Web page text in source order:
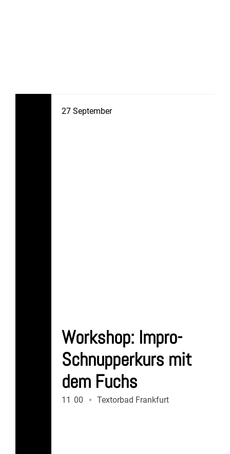
27 September
Workshop: Impro-
Schnupperkurs mit
dem Fuchs
11 00 Textorbad Frankfurt